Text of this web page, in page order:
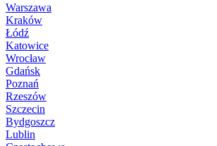
Warszawa
Kraków
Łódź
Katowice
Wrocław
Gdańsk
Poznań
Rzeszów
Szczecin
Bydgoszcz
Lublin